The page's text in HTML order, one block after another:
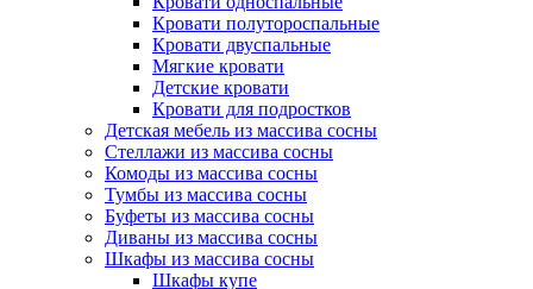
Кровати полутороспальные
Кровати двуспальные
Мягкие кровати
Детские кровати
Кровати для подростков
Детская мебель из массива сосны
Стеллажи из массива сосны
Комоды из массива сосны
Тумбы из массива сосны
Буфеты из массива сосны
Диваны из массива сосны
Шкафы из массива сосны
Шкафы купе